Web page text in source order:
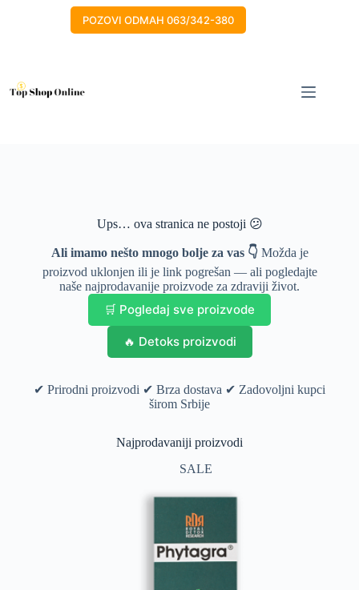
POZOVI ODMAH 063/342-380
Ups… ova stranica ne postoji 😕
Ali imamo nešto mnogo bolje za vas 👇 Možda je
proizvod uklonjen ili je link pogrešan — ali pogledajte
naše najprodavanije proizvode za zdraviji život.
🛒 Pogledaj sve proizvode
🔥 Detoks proizvodi
✔ Prirodni proizvodi ✔ Brza dostava ✔ Zadovoljni kupci
širom Srbije
Najprodavaniji proizvodi
SALE